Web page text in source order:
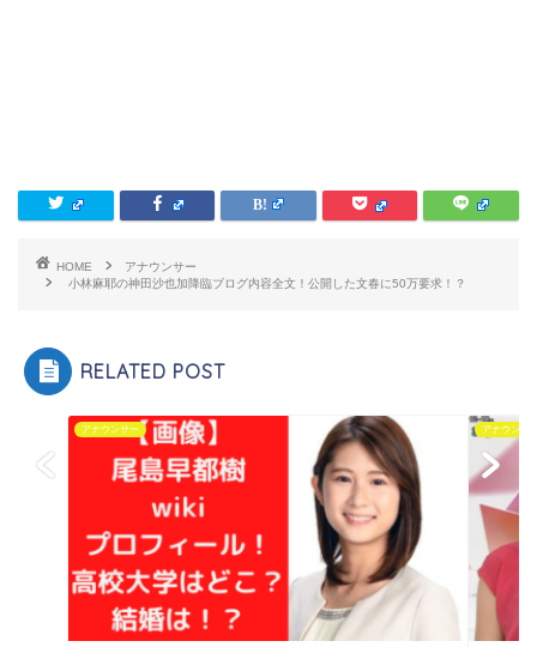
HOME
アナウンサー
小林麻耶の神田沙也加降臨ブログ内容全文！公開した文春に50万要求！？
RELATED POST
アナウンサー アナウンサ